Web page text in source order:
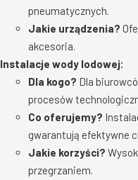
pneumatycznych.
Jakie urządzenia?
akcesoria.
Instalacje wody lodowej:
Dla kogo? Dla
procesów
Co oferujemy?
gwarantują efektywne
Jakie korzyści?
przegrzaniem.